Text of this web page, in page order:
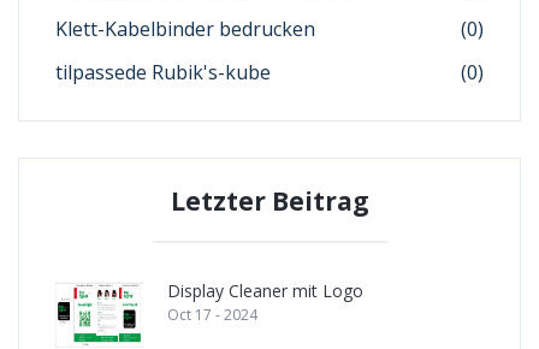
Klett-Kabelbinder bedrucken
(0)
tilpassede Rubik's-kube
(0)
Letzter Beitrag
Display Cleaner mit Logo
Oct 17 - 2024